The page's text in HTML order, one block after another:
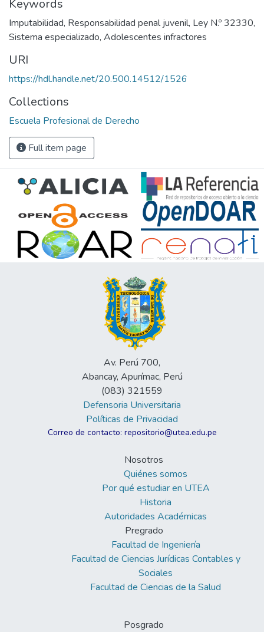
Keywords
Imputabilidad, Responsabilidad penal juvenil, Ley N.º 32330,
Sistema especializado, Adolescentes infractores
URI
https://hdl.handle.net/20.500.14512/1526
Collections
Escuela Profesional de Derecho
Full item page
Av. Perú 700,
Abancay, Apurímac, Perú
(083) 321559
Defensoria Universitaria
Políticas de Privacidad
Correo de contacto: repositorio@utea.edu.pe
Nosotros
Quiénes somos
Por qué estudiar en UTEA
Historia
Autoridades Académicas
Pregrado
Facultad de Ingeniería
Facultad de Ciencias Jurídicas Contables y
Sociales
Facultad de Ciencias de la Salud
Posgrado